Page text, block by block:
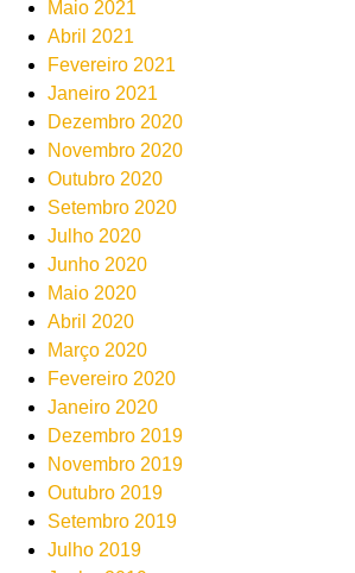
Maio 2021
Abril 2021
Fevereiro 2021
Janeiro 2021
Dezembro 2020
Novembro 2020
Outubro 2020
Setembro 2020
Julho 2020
Junho 2020
Maio 2020
Abril 2020
Março 2020
Fevereiro 2020
Janeiro 2020
Dezembro 2019
Novembro 2019
Outubro 2019
Setembro 2019
Julho 2019